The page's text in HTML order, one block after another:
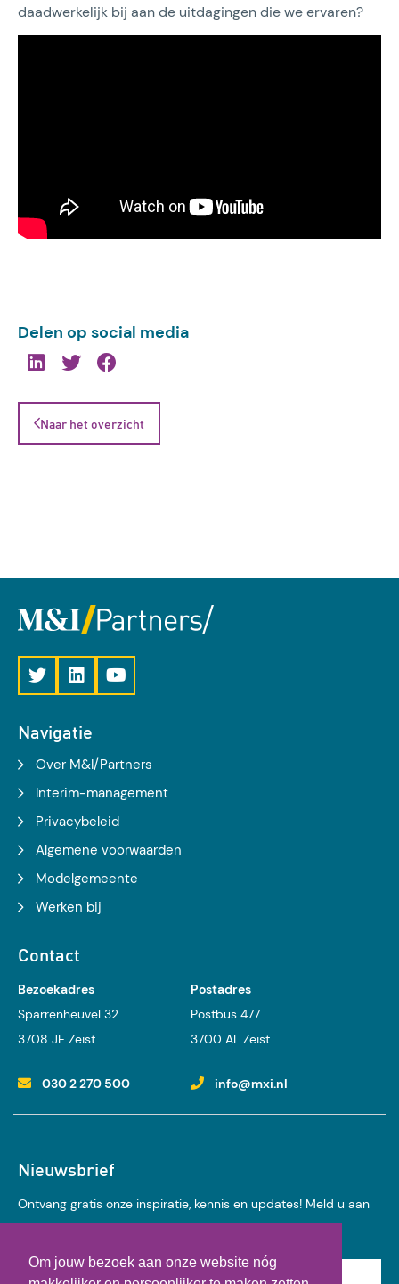
Om jouw bezoek aan onze website nóg
daadwerkelijk bij aan de uitdagingen die we ervaren?
Delen op social media
Naar het overzicht
Navigatie
Over M&I/Partners
Interim-management
Privacybeleid
Algemene voorwaarden
Modelgemeente
Werken bij
Contact
Bezoekadres
Sparrenheuvel 32
3708 JE Zeist
Postadres
Postbus 477
3700 AL Zeist
030 2 270 500 info@mxi.nl
Nieuwsbrief
Ontvang gratis onze inspiratie, kennis en updates! Meld u aan
voor onze nieuwsbrief:
Achternaam